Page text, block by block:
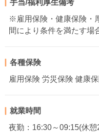
手当/福利厚生備考
※雇用保険・健康保険・
間により条件を満たす場
各種保険
雇用保険 労災保険 健康
就業時間
夜勤：16:30～09:15(休憩